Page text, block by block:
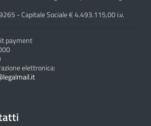
- Capitale Sociale € 4.493.115,00 i.v.
payment
elettronica: